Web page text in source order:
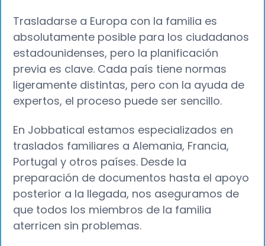
Trasladarse a Europa con la familia es
absolutamente posible para los ciudadanos
estadounidenses, pero la planificación
previa es clave. Cada país tiene normas
ligeramente distintas, pero con la ayuda de
expertos, el proceso puede ser sencillo.
En Jobbatical estamos especializados en
traslados familiares a Alemania, Francia,
Portugal y otros países. Desde la
preparación de documentos hasta el apoyo
posterior a la llegada, nos aseguramos de
que todos los miembros de la familia
aterricen sin problemas.